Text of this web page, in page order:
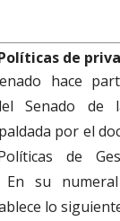
de
hace
Senado de
por el
de
En su
lo